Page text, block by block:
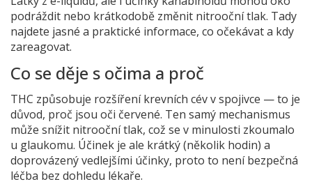
podráždit nebo krátkodobě změnit nitrooční tlak. Tady
najdete jasné a praktické informace, co očekávat a kdy
zareagovat.
Co se děje s očima a proč
THC způsobuje rozšíření krevních cév v spojivce — to je
důvod, proč jsou oči červené. Ten samý mechanismus
může snížit nitrooční tlak, což se v minulosti zkoumalo
u glaukomu. Účinek je ale krátký (několik hodin) a
doprovázený vedlejšími účinky, proto to není bezpečná
léčba bez dohledu lékaře.